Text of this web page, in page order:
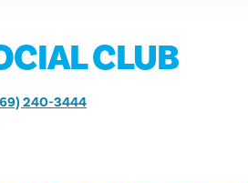
CLUB
240-3444